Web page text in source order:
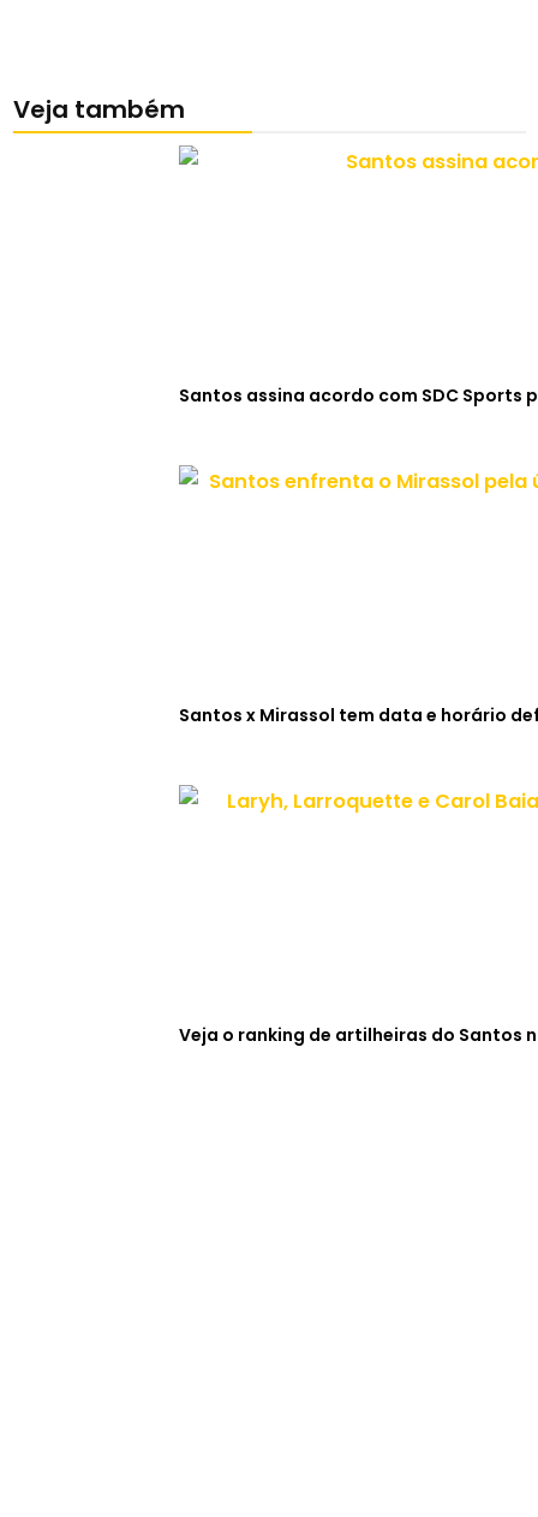
Veja também
Santos assina acordo com SDC Sports
Santos x Mirassol tem data e horário
Veja o ranking de artilheiras do Santos